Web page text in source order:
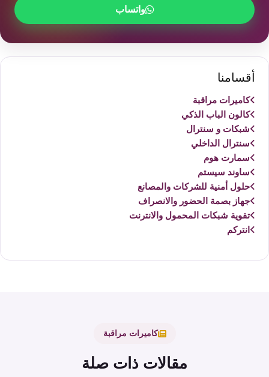
واتساب
أقسامنا
كاميرات مراقبة
كالون الباب الذكي
شبكات و سنترال
سنترال الداخلي
سمارت هوم
ساوند سيستم
حلول أمنية للشركات والمصانع
جهاز بصمة الحضور والانصراف
تقوية شبكات المحمول والانترنت
انتركم
كاميرات مراقبة
مقالات ذات صلة